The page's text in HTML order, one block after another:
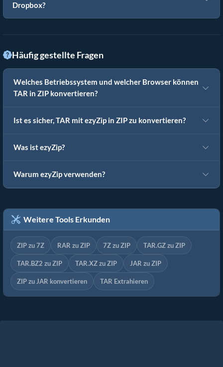
Dropbox?
Häufig gestellte Fragen
Welches Betriebssystem und welcher Browser können
TAR in ZIP konvertieren?
Ist es sicher, TAR mit ezyZip in ZIP zu konvertieren?
Was ist ezyZip?
Warum ezyZip verwenden?
Weitere Tools Erkunden
ZIP zu 7Z RAR zu ZIP 7Z zu ZIP TAR.GZ zu ZIP
TAR.BZ2 zu ZIP TAR.XZ zu ZIP JAR zu ZIP
ZIP zu JAR konvertieren TAR Extrahieren